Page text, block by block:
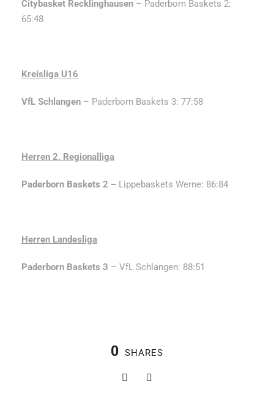
Citybasket Recklinghausen – Paderborn Baskets 2:
65:48
Kreisliga U16
VfL Schlangen – Paderborn Baskets 3: 77:58
Herren 2. Regionalliga
Paderborn Baskets 2 – Lippebaskets Werne: 86:84
Herren Landesliga
Paderborn Baskets 3 – VfL Schlangen: 88:51
0 SHARES